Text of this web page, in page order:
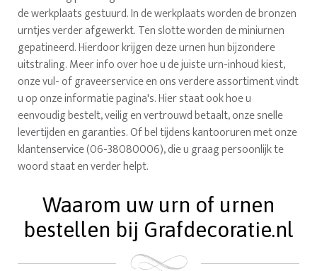
de werkplaats gestuurd. In de werkplaats worden de bronzen
urntjes verder afgewerkt. Ten slotte worden de miniurnen
gepatineerd. Hierdoor krijgen deze urnen hun bijzondere
uitstraling. Meer info over hoe u de juiste urn-inhoud kiest,
onze vul- of graveerservice en ons verdere assortiment vindt
u op onze informatie pagina's. Hier staat ook hoe u
eenvoudig bestelt, veilig en vertrouwd betaalt, onze snelle
levertijden en garanties. Of bel tijdens kantooruren met onze
klantenservice (06-38080006), die u graag persoonlijk te
woord staat en verder helpt.
Waarom uw urn of urnen
bestellen bij Grafdecoratie.nl